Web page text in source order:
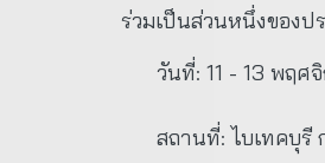
ร่วมเป็นส่วนหนึ่งของป
วันที่: 11 - 13 พฤศ
สถานที่: ไบเทคบุรี